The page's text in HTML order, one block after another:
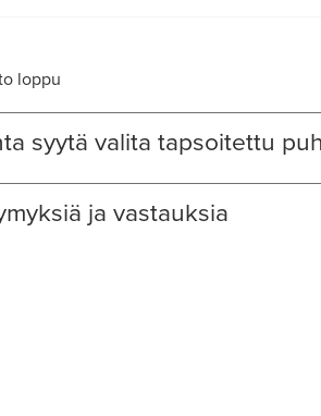
loppu
syytä valita tapsoitettu
ja vastauksia